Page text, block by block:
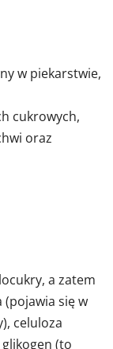
w piekarstwie,
cukrowych,
oraz
a zatem
(pojawia się w
celuloza
(to